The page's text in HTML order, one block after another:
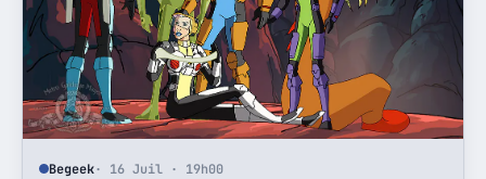
Begeek· 16 Juil · 19h00